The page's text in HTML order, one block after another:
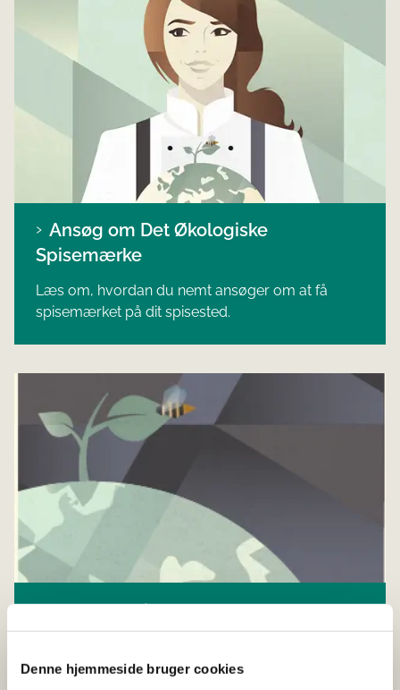
Denne hjemmeside bruger cookies
Ansøg om Det Økologiske
Spisemærke
Læs om, hvordan du nemt ansøger om at få
spisemærket på dit spisested.
Markedsføring
trykte og online.